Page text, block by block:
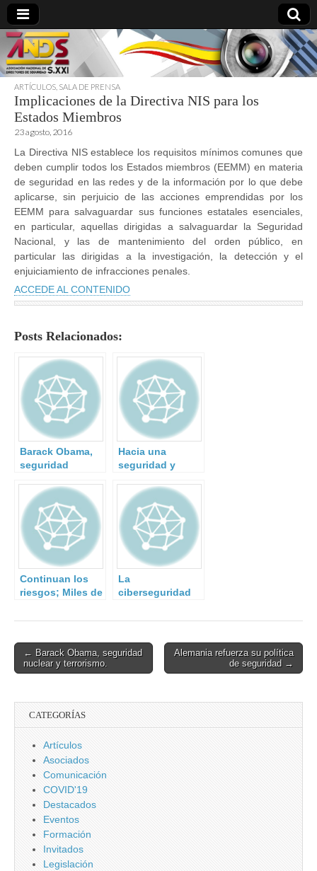
directoresdeseguridad.es
ARTÍCULOS SALA DE PRENSA
Implicaciones de la Directiva NIS para los
Estados Miembros
23 agosto, 2016
La Directiva NIS establece los requisitos mínimos comunes que
deben cumplir todos los Estados miembros (EEMM) en materia
de seguridad en las redes y de la información por lo que debe
aplicarse, sin perjuicio de las acciones emprendidas por los
EEMM para salvaguardar sus funciones estatales esenciales,
en particular, aquellas dirigidas a salvaguardar la Seguridad
Nacional, y las de mantenimiento del orden público, en
particular las dirigidas a la investigación, la detección y el
enjuiciamiento de infracciones penales.
ACCEDE AL CONTENIDO
Posts Relacionados:
Barack Obama,
seguridad
terrorismo.
Hacia una
seguridad y
posmodernas:
elementos de
reflexión sobre
Estrategia Global
de Seguridad
Europea
Continuan los
riesgos; Miles de
California ante el
ruptura en la
presa Oroville
La
ciberseguridad
española es un
ataques se están
disparando
Post
navigation
← Barack Obama, seguridad
nuclear y terrorismo.
Alemania refuerza su política
de seguridad →
CATEGORÍAS
Artículos
Asociados
Comunicación
COVID'19
Destacados
Eventos
Formación
Invitados
Legislación